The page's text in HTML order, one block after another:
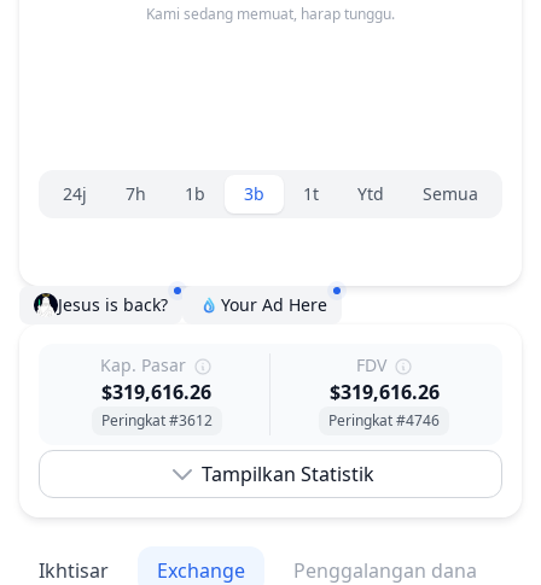
Kami sedang memuat, harap tunggu.
Pemilih rentang.
24j 7h 1b 3b 1t Ytd Semua
Jesus is back? Your Ad Here
Kap. Pasar
$319,616.26
Peringkat #3612
FDV
$319,616.26
Peringkat #4746
Tampilkan Statistik
Ikhtisar Exchange Penggalangan dana